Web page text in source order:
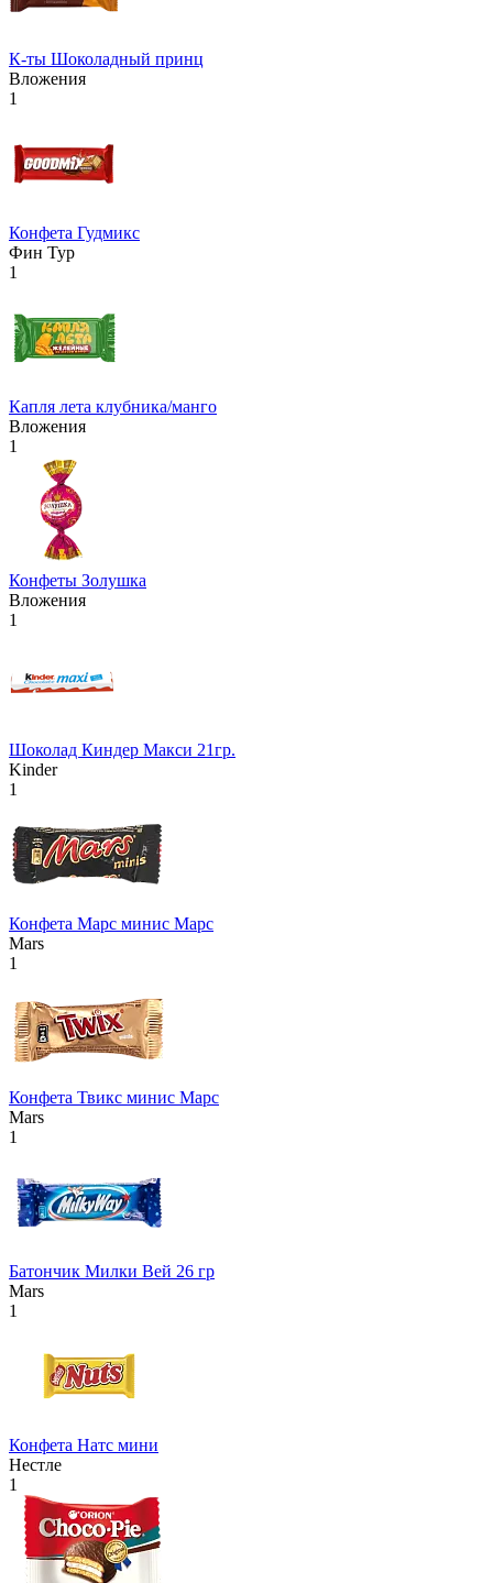
К-ты Шоколадный принц
Вложения
1
Конфета Гудмикс
Фин Тур
1
Капля лета клубника/манго
Вложения
1
Конфеты Золушка
Вложения
1
Шоколад Киндер Макси 21гр.
Kinder
1
Конфета Марс минис Марс
Mars
1
Конфета Твикс минис Марс
Mars
1
Батончик Милки Вей 26 гр
Mars
1
Конфета Натс мини
Нестле
1